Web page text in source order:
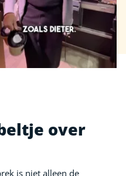
over
is niet alleen de